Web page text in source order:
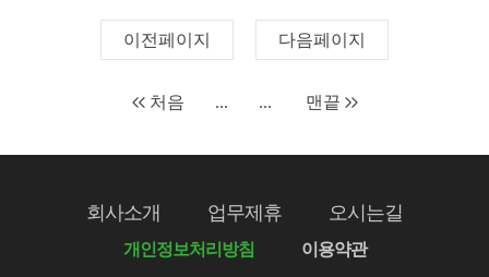
이전페이지 다음페이지
처음 ... ... 맨끝
회사소개 업무제휴 오시는길
개인정보처리방침 이용약관